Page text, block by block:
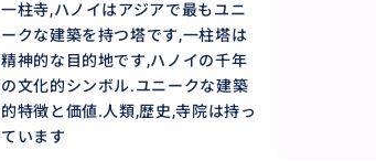
一柱寺,ハノイはアジアで最もユニ
ークな建築を持つ塔です,一柱塔は
精神的な目的地です,ハノイの千年
の文化的シンボル.ユニークな建築
的特徴と価値.人類,歴史,寺院は持っ
ています